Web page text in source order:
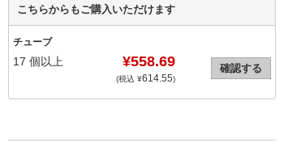
こちらからもご購入いただけます
チューブ
17 個以上 ¥558.69
(税込 ¥614.55)
確認する